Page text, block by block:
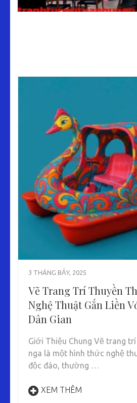
3 THÁNG BẢY, 2025
Vẽ Trang Trí Thuyền
Nghệ Thuật Gắn Liền
Dân Gian
Giới Thiệu Chung Vẽ trang
nga là một hình thức nghệ
độc đáo, thường …
XEM THÊM